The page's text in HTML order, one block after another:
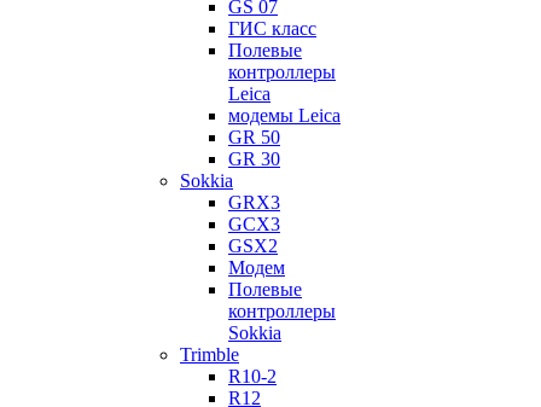
GS 07
ГИС класс
Полевые
контроллеры
Leica
модемы Leica
GR 50
GR 30
Sokkia
GRX3
GCX3
GSX2
Модем
Полевые
контроллеры
Sokkia
Trimble
R10-2
R12